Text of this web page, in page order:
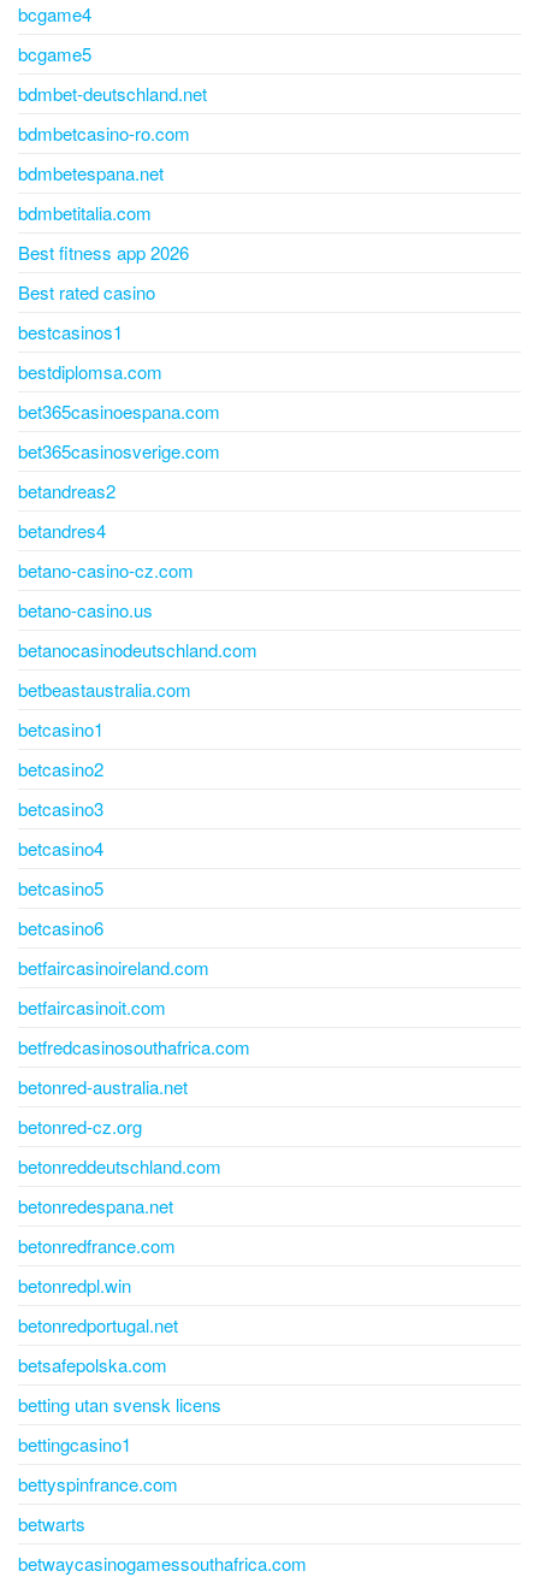
bcgame4
bcgame5
bdmbet-deutschland.net
bdmbetcasino-ro.com
bdmbetespana.net
bdmbetitalia.com
Best fitness app 2026
Best rated casino
bestcasinos1
bestdiplomsa.com
bet365casinoespana.com
bet365casinosverige.com
betandreas2
betandres4
betano-casino-cz.com
betano-casino.us
betanocasinodeutschland.com
betbeastaustralia.com
betcasino1
betcasino2
betcasino3
betcasino4
betcasino5
betcasino6
betfaircasinoireland.com
betfaircasinoit.com
betfredcasinosouthafrica.com
betonred-australia.net
betonred-cz.org
betonreddeutschland.com
betonredespana.net
betonredfrance.com
betonredpl.win
betonredportugal.net
betsafepolska.com
betting utan svensk licens
bettingcasino1
bettyspinfrance.com
betwarts
betwaycasinogamessouthafrica.com